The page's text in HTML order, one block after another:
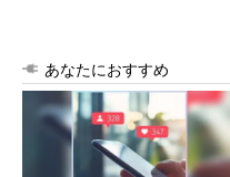
あなたにおすすめ